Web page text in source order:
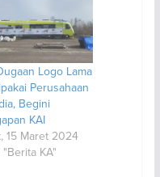
Logo Lama
Perusahaan
Begini
KAI
15 Maret 2024
KA"